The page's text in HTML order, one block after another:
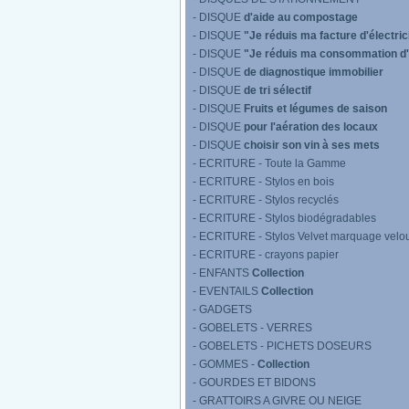
- DISQUE d'aide au compostage
- DISQUE "Je réduis ma facture
- DISQUE "Je réduis ma consommation
- DISQUE de diagnostique immobilier
- DISQUE de tri sélectif
- DISQUE Fruits et légumes de saison
- DISQUE pour l'aération des locaux
- DISQUE choisir son vin à ses mets
- ECRITURE - Toute la Gamme
- ECRITURE - Stylos en bois
- ECRITURE - Stylos recyclés
- ECRITURE - Stylos biodégradables
- ECRITURE - Stylos Velvet marquage
- ECRITURE - crayons papier
- ENFANTS Collection
- EVENTAILS Collection
- GADGETS
- GOBELETS - VERRES
- GOBELETS - PICHETS DOSEURS
- GOMMES - Collection
- GOURDES ET BIDONS
- GRATTOIRS A GIVRE OU NEIGE